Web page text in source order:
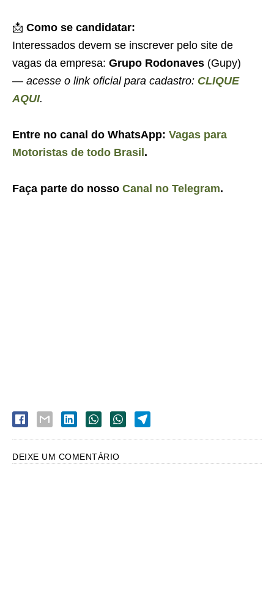
📩 Como se candidatar:
Interessados devem se inscrever pelo site de
vagas da empresa: Grupo Rodonaves (Gupy)
— acesse o link oficial para cadastro: CLIQUE
AQUI.
Entre no canal do WhatsApp: Vagas para
Motoristas de todo Brasil.
Faça parte do nosso Canal no Telegram.
DEIXE UM COMENTÁRIO